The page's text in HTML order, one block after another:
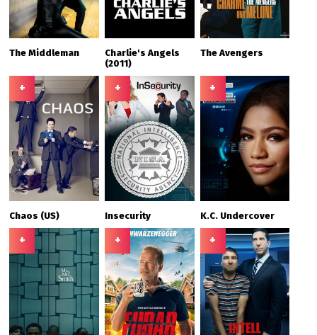
The Middleman
Charlie's Angels
(2011)
The Avengers
+
Chaos (US)
+
Insecurity
+
K.C. Undercover
+ + +